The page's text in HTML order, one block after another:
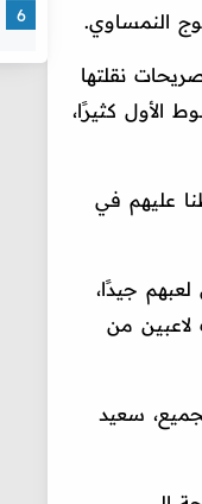
النمساوي.
نقلتها
الأول كثيرًا،
عليهم في
جيدًا،
لاعبين من
سعيد